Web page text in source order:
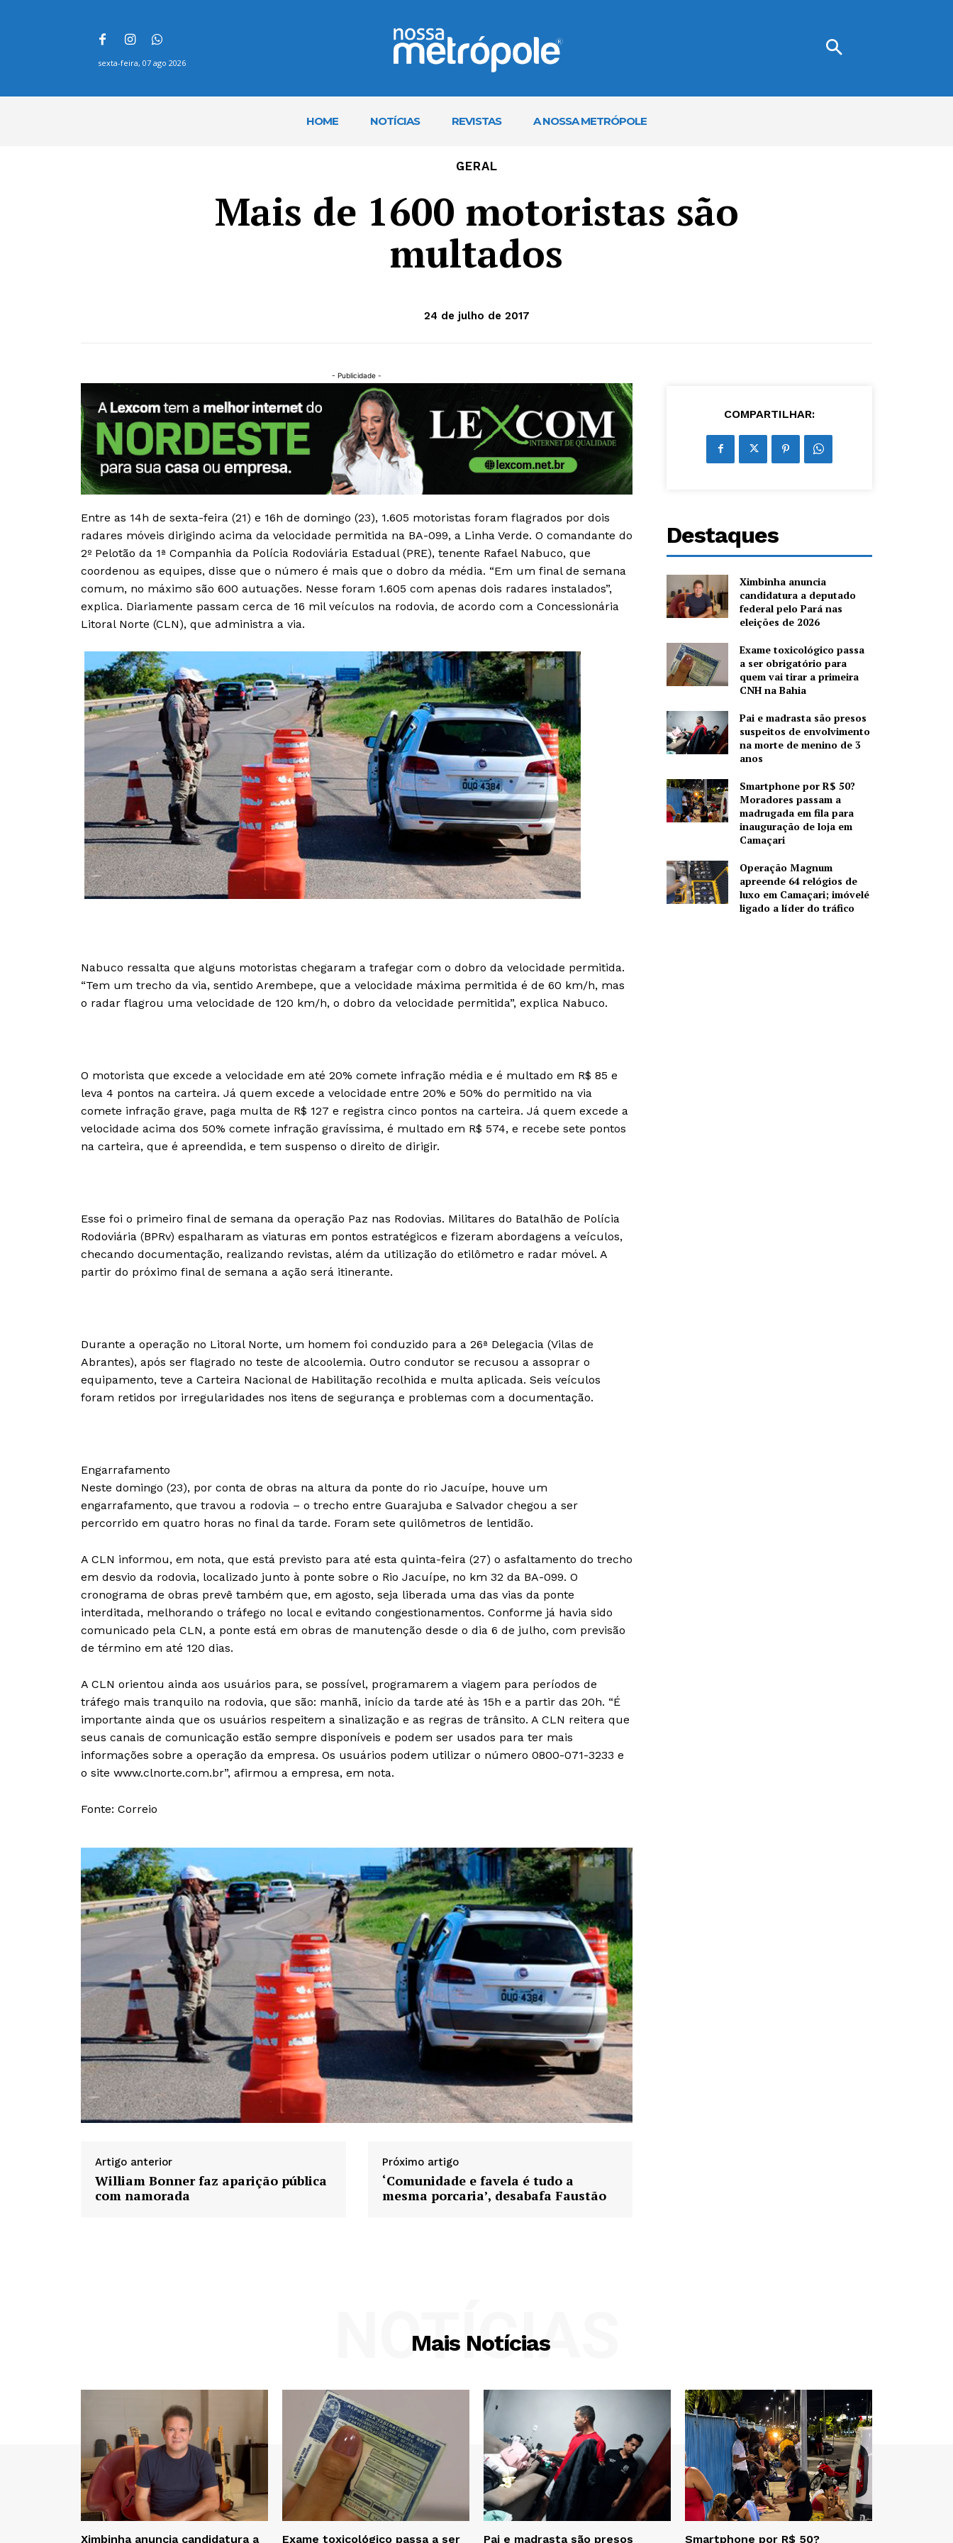
sexta-feira, 07 ago 2026
HOME NOTÍCIAS REVISTAS A NOSSA METRÓPOLE
GERAL
Mais de 1600 motoristas são
multados
24 de julho de 2017
- Publicidade -
Entre as 14h de sexta-feira (21) e 16h de domingo (23), 1.605 motoristas foram flagrados por dois
radares móveis dirigindo acima da velocidade permitida na BA-099, a Linha Verde. O comandante do
2º Pelotão da 1ª Companhia da Polícia Rodoviária Estadual (PRE), tenente Rafael Nabuco, que
coordenou as equipes, disse que o número é mais que o dobro da média. “Em um final de semana
comum, no máximo são 600 autuações. Nesse foram 1.605 com apenas dois radares instalados”,
explica. Diariamente passam cerca de 16 mil veículos na rodovia, de acordo com a Concessionária
Litoral Norte (CLN), que administra a via.
Nabuco ressalta que alguns motoristas chegaram a trafegar com o dobro da velocidade permitida.
“Tem um trecho da via, sentido Arembepe, que a velocidade máxima permitida é de 60 km/h, mas
o radar flagrou uma velocidade de 120 km/h, o dobro da velocidade permitida”, explica Nabuco.
O motorista que excede a velocidade em até 20% comete infração média e é multado em R$ 85 e
leva 4 pontos na carteira. Já quem excede a velocidade entre 20% e 50% do permitido na via
comete infração grave, paga multa de R$ 127 e registra cinco pontos na carteira. Já quem excede a
velocidade acima dos 50% comete infração gravíssima, é multado em R$ 574, e recebe sete pontos
na carteira, que é apreendida, e tem suspenso o direito de dirigir.
Esse foi o primeiro final de semana da operação Paz nas Rodovias. Militares do Batalhão de Polícia
Rodoviária (BPRv) espalharam as viaturas em pontos estratégicos e fizeram abordagens a veículos,
checando documentação, realizando revistas, além da utilização do etilômetro e radar móvel. A
partir do próximo final de semana a ação será itinerante.
Durante a operação no Litoral Norte, um homem foi conduzido para a 26ª Delegacia (Vilas de
Abrantes), após ser flagrado no teste de alcoolemia. Outro condutor se recusou a assoprar o
equipamento, teve a Carteira Nacional de Habilitação recolhida e multa aplicada. Seis veículos
foram retidos por irregularidades nos itens de segurança e problemas com a documentação.
Engarrafamento
Neste domingo (23), por conta de obras na altura da ponte do rio Jacuípe, houve um
engarrafamento, que travou a rodovia – o trecho entre Guarajuba e Salvador chegou a ser
percorrido em quatro horas no final da tarde. Foram sete quilômetros de lentidão.
A CLN informou, em nota, que está previsto para até esta quinta-feira (27) o asfaltamento do trecho
em desvio da rodovia, localizado junto à ponte sobre o Rio Jacuípe, no km 32 da BA-099. O
cronograma de obras prevê também que, em agosto, seja liberada uma das vias da ponte
interditada, melhorando o tráfego no local e evitando congestionamentos. Conforme já havia sido
comunicado pela CLN, a ponte está em obras de manutenção desde o dia 6 de julho, com previsão
de término em até 120 dias.
A CLN orientou ainda aos usuários para, se possível, programarem a viagem para períodos de
tráfego mais tranquilo na rodovia, que são: manhã, início da tarde até às 15h e a partir das 20h. “É
importante ainda que os usuários respeitem a sinalização e as regras de trânsito. A CLN reitera que
seus canais de comunicação estão sempre disponíveis e podem ser usados para ter mais
informações sobre a operação da empresa. Os usuários podem utilizar o número 0800-071-3233 e
o site www.clnorte.com.br”, afirmou a empresa, em nota.
Fonte: Correio
Artigo anterior
William Bonner faz aparição pública
com namorada
Próximo artigo
‘Comunidade e favela é tudo a
mesma porcaria’, desabafa Faustão
COMPARTILHAR:
Destaques
Ximbinha anuncia
candidatura a deputado
federal pelo Pará nas
eleições de 2026
Exame toxicológico passa
a ser obrigatório para
quem vai tirar a primeira
CNH na Bahia
Pai e madrasta são presos
suspeitos de envolvimento
na morte de menino de 3
anos
Smartphone por R$ 50?
Moradores passam a
madrugada em fila para
inauguração de loja em
Camaçari
Operação Magnum
apreende 64 relógios de
luxo em Camaçari; imóvelé
ligado a líder do tráfico
Mais Notícias
NOTÍCIAS
Ximbinha anuncia candidatura a Exame toxicológico passa a ser Pai e madrasta são presos Smartphone por R$ 50?